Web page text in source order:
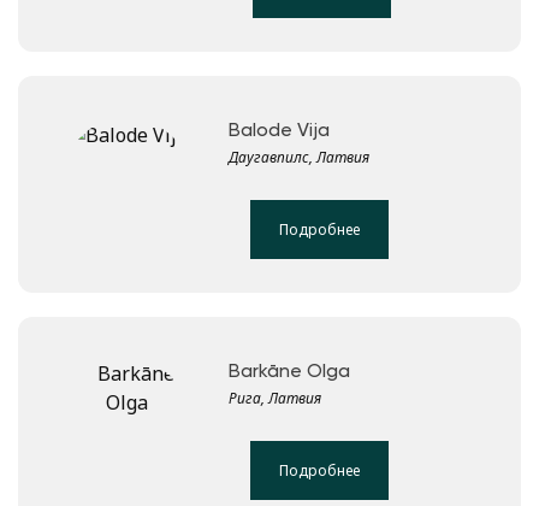
Balode Vija
Даугавпилс, Латвия
Подробнее
Barkāne Olga
Рига, Латвия
Подробнее